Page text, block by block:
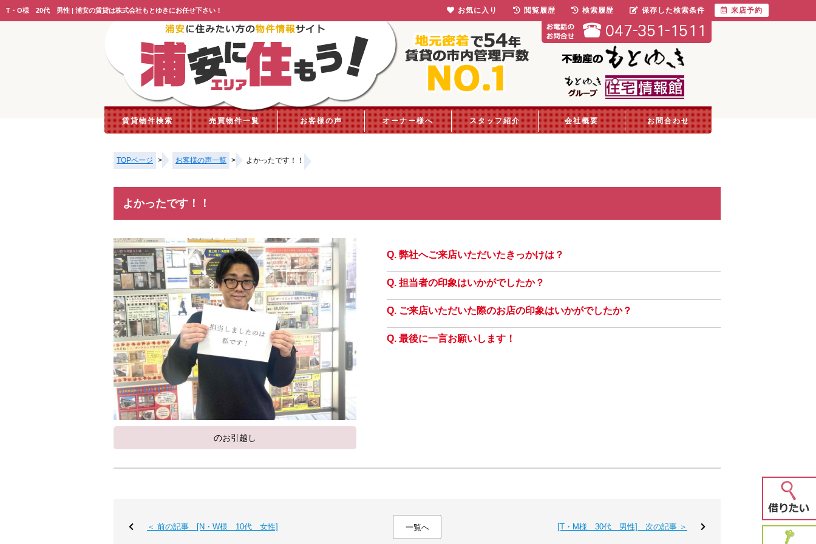
T・O様 20代 男性 | 浦安の賃貸は株式会社もとゆきにお任せ下さい！
賃貸物件検索 売買物件一覧 お客様の声 オーナー様へ スタッフ紹介 会社概要 お問合わせ
TOPページ > お客様の声一覧 > よかったです！！
よかったです！！
のお引越し
弊社へご来店いただいたきっかけは？
担当者の印象はいかがでしたか？
ご来店いただいた際のお店の印象はいかがでしたか？
最後に一言お願いします！
＜ 前の記事 [N・W様 10代 女性] 一覧へ [T・M様 30代 男性] 次の記事 ＞
お気に入り 閲覧履歴 検索履歴 保存した検索条件 来店予約